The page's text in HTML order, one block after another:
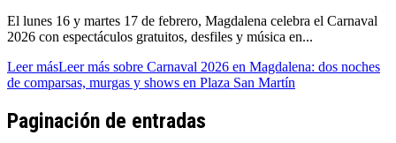
El lunes 16 y martes 17 de febrero, Magdalena celebra el Carnaval
2026 con espectáculos gratuitos, desfiles y música en...
Leer másLeer más sobre Carnaval 2026 en Magdalena: dos noches
de comparsas, murgas y shows en Plaza San Martín
Paginación de entradas